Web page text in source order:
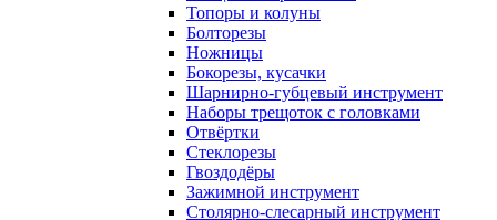
Топоры и колуны
Болторезы
Ножницы
Бокорезы, кусачки
Шарнирно-губцевый инструмент
Наборы трещоток с головками
Отвёртки
Стеклорезы
Гвоздодёры
Зажимной инструмент
Столярно-слесарный инструмент